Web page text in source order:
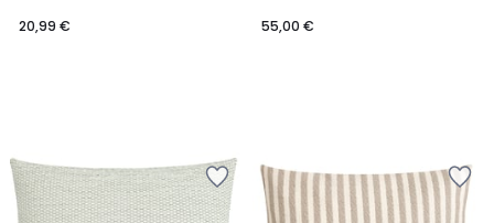
20,99 €
55,00 €